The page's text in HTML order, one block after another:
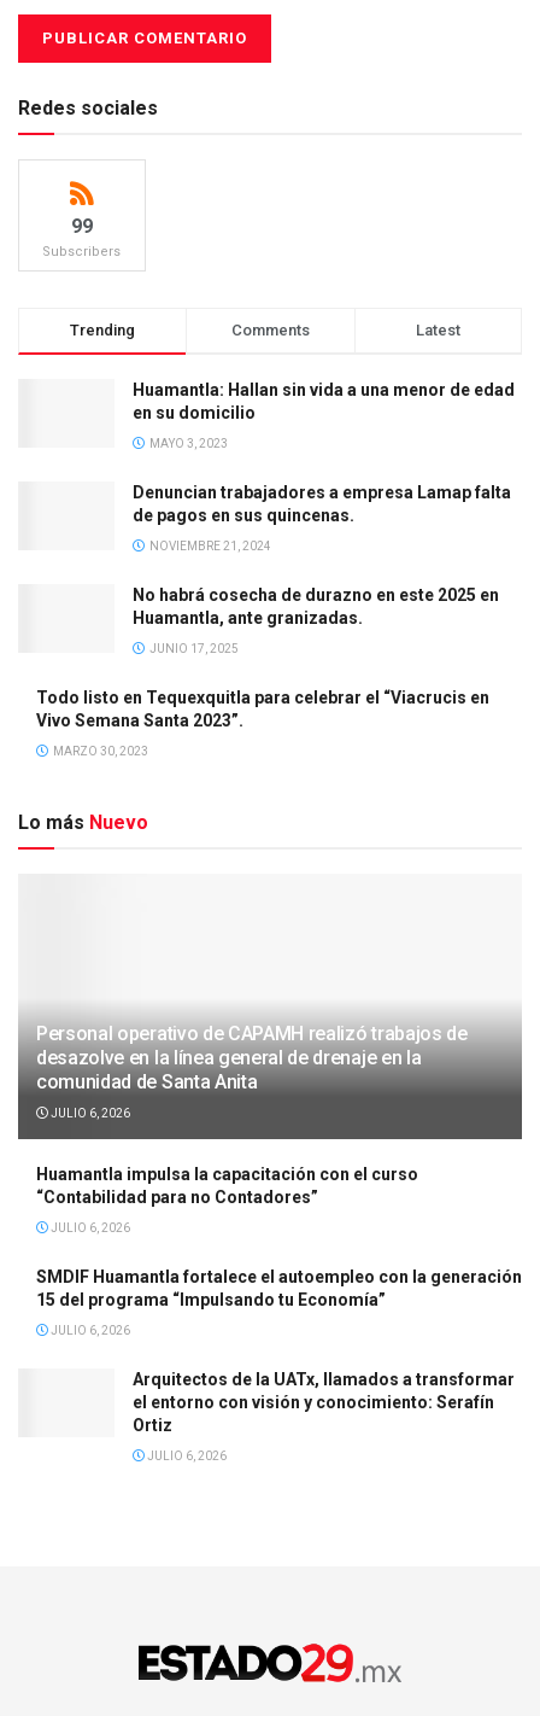
Redes sociales
99
Subscribers
Trending Comments Latest
Huamantla: Hallan sin vida a una menor de edad
en su domicilio
MAYO 3, 2023
Denuncian trabajadores a empresa Lamap falta
de pagos en sus quincenas.
NOVIEMBRE 21, 2024
No habrá cosecha de durazno en este 2025 en
Huamantla, ante granizadas.
JUNIO 17, 2025
Todo listo en Tequexquitla para celebrar el “Viacrucis en
Vivo Semana Santa 2023”.
MARZO 30, 2023
Lo más Nuevo
Personal operativo de CAPAMH realizó trabajos de
desazolve en la línea general de drenaje en la
comunidad de Santa Anita
JULIO 6, 2026
Huamantla impulsa la capacitación con el curso
“Contabilidad para no Contadores”
JULIO 6, 2026
SMDIF Huamantla fortalece el autoempleo con la generación
15 del programa “Impulsando tu Economía”
JULIO 6, 2026
Arquitectos de la UATx, llamados a transformar
el entorno con visión y conocimiento: Serafín
Ortiz
JULIO 6, 2026